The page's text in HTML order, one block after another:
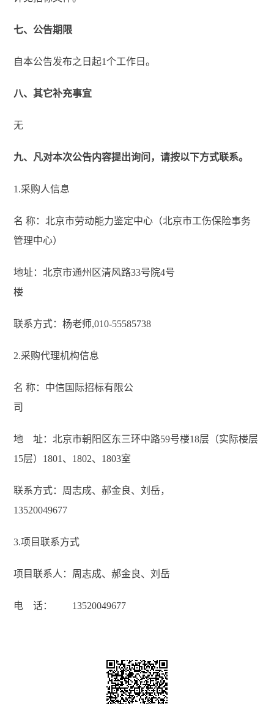
七、公告期限
自本公告发布之日起1个工作日。
八、其它补充事宜
无
九、凡对本次公告内容提出询问，请按以下方式联系。
1.采购人信息
名 称：北京市劳动能力鉴定中心（北京市工伤保险事务
管理中心）
地址：北京市通州区清风路33号院4号
楼
联系方式：杨老师,010-55585738
2.采购代理机构信息
名 称：中信国际招标有限公
司
地 址：北京市朝阳区东三环中路59号楼18层（实际楼层
15层）1801、1802、1803室
联系方式：周志成、郝金良、刘岳，
13520049677
3.项目联系方式
项目联系人：周志成、郝金良、刘岳
电 话： 13520049677